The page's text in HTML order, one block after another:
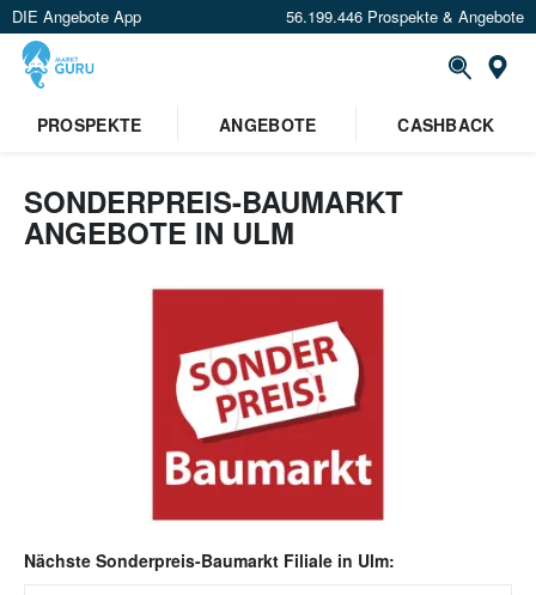
DIE Angebote App 56.199.446 Prospekte & Angebote
PROSPEKTE
ANGEBOTE CASHBACK
SONDERPREIS-BAUMARKT
ANGEBOTE IN ULM
Nächste Sonderpreis-Baumarkt Filiale in Ulm: